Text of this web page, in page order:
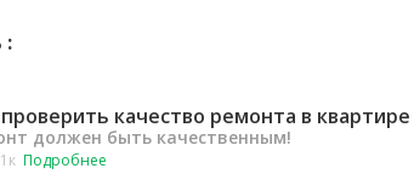
:
качество ремонта в квартире
должен быть качественным!
Подробнее